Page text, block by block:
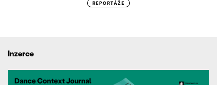
REPORTÁŽE
Inzerce